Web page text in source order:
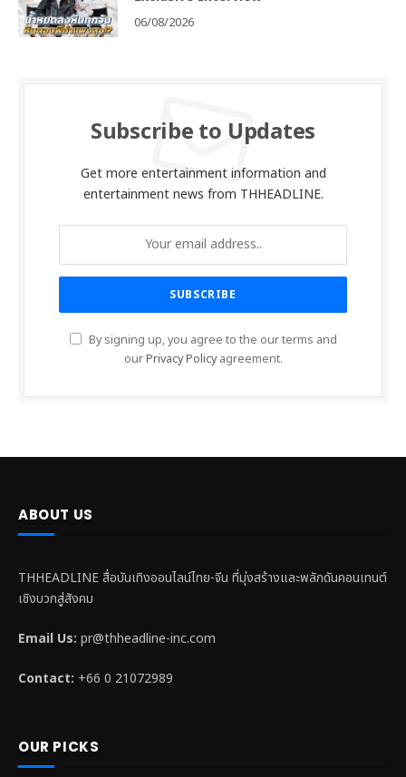
06/08/2026
Subscribe to Updates
Get more entertainment information and
entertainment news from THHEADLINE.
By signing up, you agree to the our terms and
ourPrivacy Policyagreement.
ABOUT US
THHEADLINE สื่อบันเทิงออนไลน์ไทย-จีน ที่มุ่งสร้างและพลักดันคอนเทนต์
เชิงบวกสู่สังคม
Email Us: pr@thheadline-inc.com
Contact: +66 0 21072989
OUR PICKS